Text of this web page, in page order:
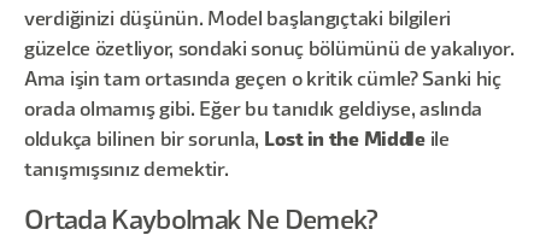
verdiğinizi düşünün. Model başlangıçtaki bilgileri
güzelce özetliyor, sondaki sonuç bölümünü de yakalıyor.
Ama işin tam ortasında geçen o kritik cümle? Sanki hiç
orada olmamış gibi. Eğer bu tanıdık geldiyse, aslında
oldukça bilinen bir sorunla,
Lost in the Middleile
tanışmışsınız demektir.
Ortada Kaybolmak Ne Demek?